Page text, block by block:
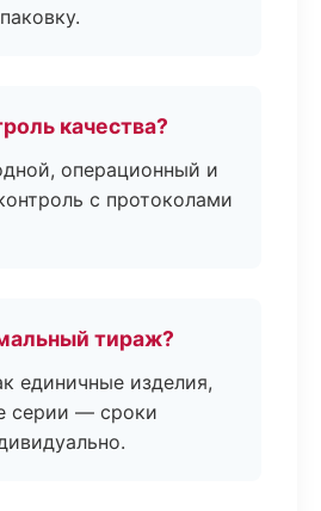
качества?
операционный и
с протоколами
тираж?
единичные изделия,
серии — сроки